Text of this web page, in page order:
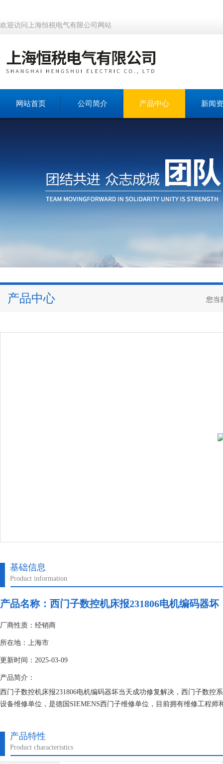
欢迎访问上海恒税电气有限公司网站
网站首页 公司简介 产品中心 新闻
产品中心 您当
基础信息
Product information
产品名称： 西门子数控机床报231806电机编码器坏
厂商性质：经销商
所在地：上海市
更新时间：2025-03-09
产品简介：
西门子数控机床报231806电机编码器坏当天成功修复解决，西门子数
设备维修单位，是德国SIEMENS西门子维修单位，目前拥有维修工程
产品特性
Product characteristics